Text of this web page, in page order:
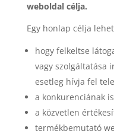
weboldal célja.
Egy honlap célja
hogy felkeltse
vagy szolgáltatása
esetleg hívja fel
a konkurenciának
a közvetlen
termékbemutató